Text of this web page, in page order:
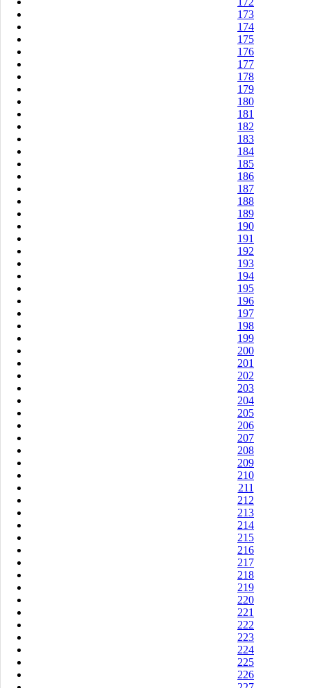
173
174
175
176
177
178
179
180
181
182
183
184
185
186
187
188
189
190
191
192
193
194
195
196
197
198
199
200
201
202
203
204
205
206
207
208
209
210
211
212
213
214
215
216
217
218
219
220
221
222
223
224
225
226